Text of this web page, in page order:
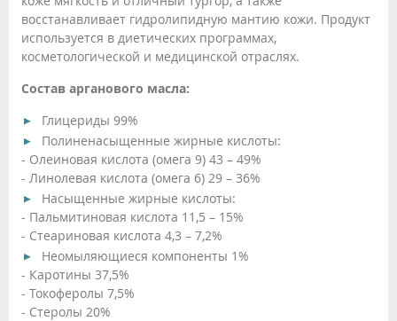
восстанавливает гидролипидную мантию кожи. Продукт
используется в диетических программах,
косметологической и медицинской отраслях.
Состав арганового масла:
Глицериды 99%
Полиненасыщенные жирные кислоты:
- Олеиновая кислота (омега 9) 43 – 49%
- Линолевая кислота (омега 6) 29 – 36%
Насыщенные жирные кислоты:
- Пальмитиновая кислота 11,5 – 15%
- Стеариновая кислота 4,3 – 7,2%
Неомыляющиеся компоненты 1%
- Каротины 37,5%
- Токоферолы 7,5%
- Стеролы 20%